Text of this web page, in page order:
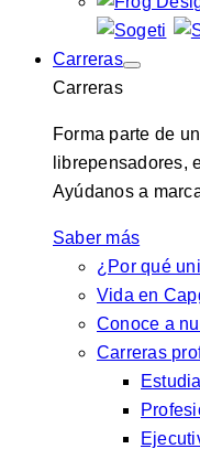
Carreras
Carreras
Forma parte de
librepensadores,
Ayúdanos a
Saber más
¿Por qué
Vida en
Conoce a
Carreras